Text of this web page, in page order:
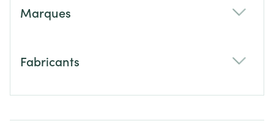
Marques
Fabricants